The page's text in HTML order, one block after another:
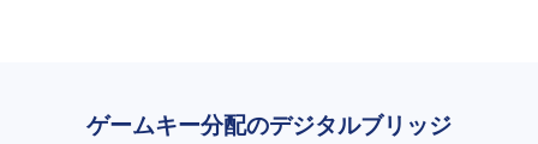
ゲームキー分配のデジタルブリッジ